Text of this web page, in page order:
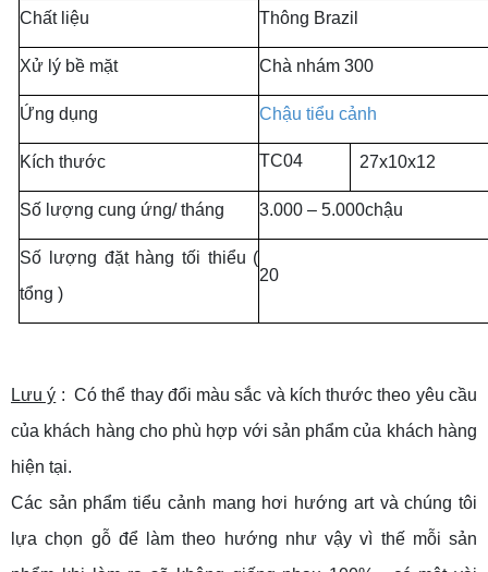
Chất liệu Thông Brazil
Xử lý bề mặt Chà nhám 300
Ứng dụng Chậu tiểu cảnh
Kích thước TC04 27x10x12
Số lượng cung ứng/ tháng 3.000 – 5.000chậu
Số lượng đặt hàng tối thiểu (
tổng )
20
Lưu ý : Có thể thay đổi màu sắc và kích thước theo yêu cầu
của khách hàng cho phù hợp với sản phẩm của khách hàng
hiện tại.
Các sản phẩm tiểu cảnh mang hơi hướng art và chúng tôi
lựa chọn gỗ để làm theo hướng như vậy vì thế mỗi sản